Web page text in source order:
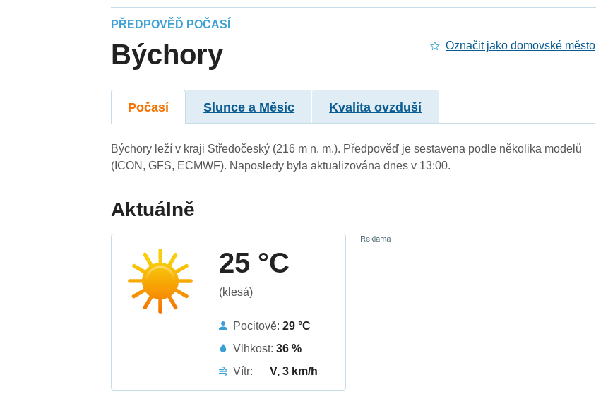
PŘEDPOVĚĎ POČASÍ
Býchory Označit jako domovské město
Počasí Slunce a Měsíc Kvalita ovzduší
Býchory leží v kraji Středočeský (216 m n. m.). Předpověď je sestavena podle několika modelů
(ICON, GFS, ECMWF). Naposledy byla aktualizována dnes v 13:00.
Aktuálně
25 °C
(klesá)
Pocitově:29 °C
Vlhkost:36 %
Vítr:
V, 3 km/h